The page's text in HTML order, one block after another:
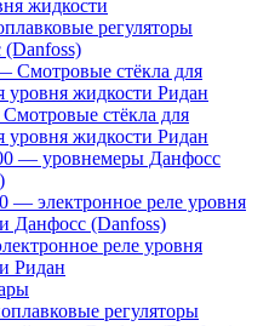
жидкости
регуляторы
Смотровые стёкла для
уровня жидкости Ридан
стёкла для
уровня жидкости Ридан
— уровнемеры Данфосс
— электронное реле уровня
Данфосс (Danfoss)
реле уровня
Ридан
регуляторы